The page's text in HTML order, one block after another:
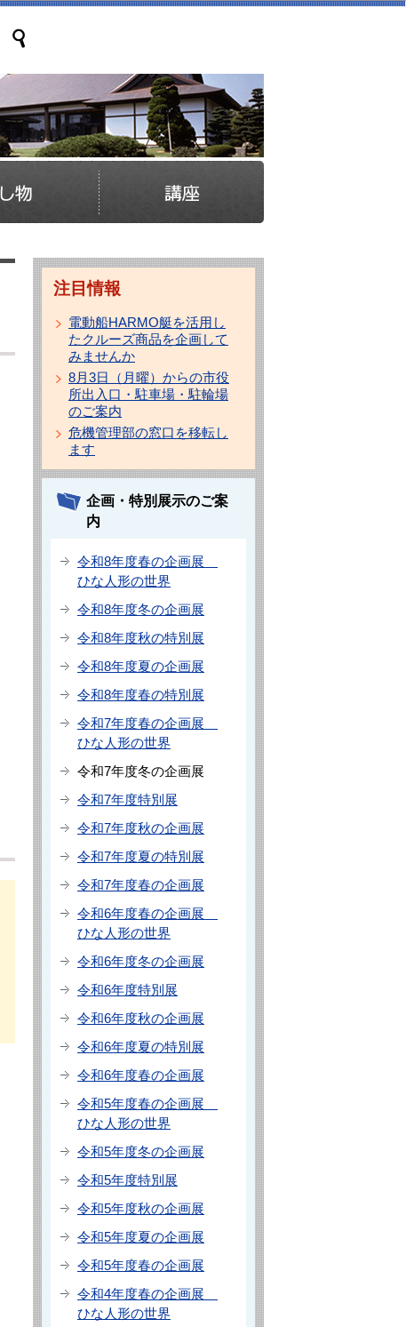
注目情報
電動船HARMO艇を活用し
たクルーズ商品を企画して
みませんか
8月3日（月曜）からの市役
所出入口・駐車場・駐輪場
のご案内
危機管理部の窓口を移転し
ます
企画・特別展示のご案
内
令和8年度春の企画展
ひな人形の世界
令和8年度冬の企画展
令和8年度秋の特別展
令和8年度夏の企画展
令和8年度春の特別展
令和7年度春の企画展
ひな人形の世界
令和7年度冬の企画展
令和7年度特別展
令和7年度秋の企画展
令和7年度夏の特別展
令和7年度春の企画展
令和6年度春の企画展
ひな人形の世界
令和6年度冬の企画展
令和6年度特別展
令和6年度秋の企画展
令和6年度夏の特別展
令和6年度春の企画展
令和5年度春の企画展
ひな人形の世界
令和5年度冬の企画展
令和5年度特別展
令和5年度秋の企画展
令和5年度夏の企画展
令和5年度春の企画展
令和4年度春の企画展
ひな人形の世界